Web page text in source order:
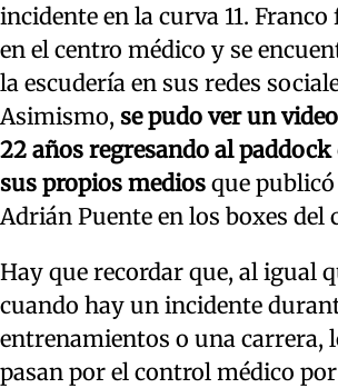
incidente en la curva 11. Franco
en el centro médico y se
la escudería en sus redes
Asimismo, se pudo ver un
22 años regresando al
sus propios medios que
Adrián Puente en los boxes del
Hay que recordar que, al igual
cuando hay un incidente
entrenamientos o una carrera,
pasan por el control médico